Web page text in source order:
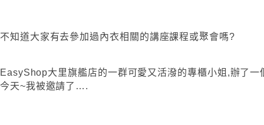
不知道大家有去參加過內衣相關的講座課程或聚會嗎?
EasyShop大里旗艦店的一群可愛又活潑的專櫃小姐,辦了一
今天~我被邀請了….